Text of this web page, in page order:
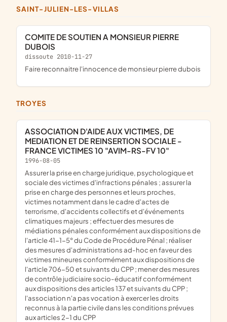
SAINT-JULIEN-LES-VILLAS
COMITE DE SOUTIEN A MONSIEUR PIERRE
DUBOIS
dissoute 2010-11-27
faire reconnaitre l'innocence de monsieur pierre dubois
TROYES
ASSOCIATION D'AIDE AUX VICTIMES, DE
MEDIATION ET DE REINSERTION SOCIALE -
FRANCE VICTIMES 10 "AVIM-RS-FV 10"
1996-08-05
assurer la prise en charge juridique, psychologique et
sociale des victimes d'infractions pénales ; assurer la
prise en charge des personnes et leurs proches,
victimes notamment dans le cadre d'actes de
terrorisme, d'accidents collectifs et d'événements
climatiques majeurs ; effectuer des mesures de
médiations pénales conformément aux dispositions de
l'article 41-1-5° du Code de Procédure Pénal ; réaliser
des mesures d'administrations ad-hoc en faveur des
victimes mineures conformément aux dispositions de
l'article 706-50 et suivants du CPP ; mener des mesures
de contrôle judiciaire socio-éducatif conformément
aux dispositions des articles 137 et suivants du CPP ;
l'association n'a pas vocation à exercer les droits
reconnus à la partie civile dans les conditions prévues
aux articles 2-1 du CPP